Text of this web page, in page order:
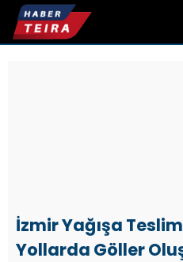
İzmir Yağışa
Yollarda Göller